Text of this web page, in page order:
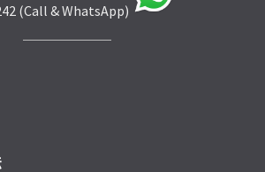
(Call & WhatsApp)